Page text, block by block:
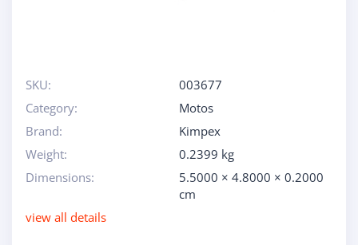
SKU:
003677
Category:
Motos
Brand:
Kimpex
Weight:
0.2399 kg
Dimensions:
5.5000 × 4.8000 × 0.2000
cm
view all details